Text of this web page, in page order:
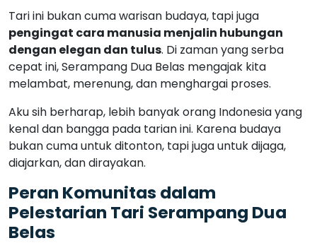
Tari ini bukan cuma warisan budaya, tapi juga
pengingat cara manusia menjalin hubungan
dengan elegan dan tulus. Di zaman yang serba
cepat ini, Serampang Dua Belas mengajak kita
melambat, merenung, dan menghargai proses.
Aku sih berharap, lebih banyak orang Indonesia yang
kenal dan bangga pada tarian ini. Karena budaya
bukan cuma untuk ditonton, tapi juga untuk dijaga,
diajarkan, dan dirayakan.
Peran Komunitas dalam
Pelestarian Tari Serampang Dua
Belas